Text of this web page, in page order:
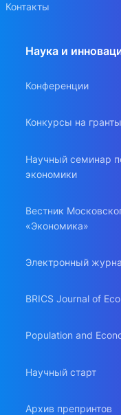
Контакты
Наука и
Конференции
Конкурсы на
Научный семинар
экономики
Вестник
«Экономика»
Электронный
BRICS Journal of
Population and
Научный старт
Архив препринтов